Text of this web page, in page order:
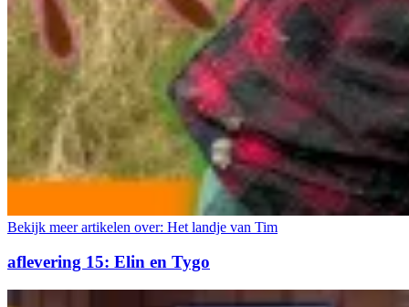
Bekijk meer artikelen over: Het landje van Tim
aflevering 15: Elin en Tygo